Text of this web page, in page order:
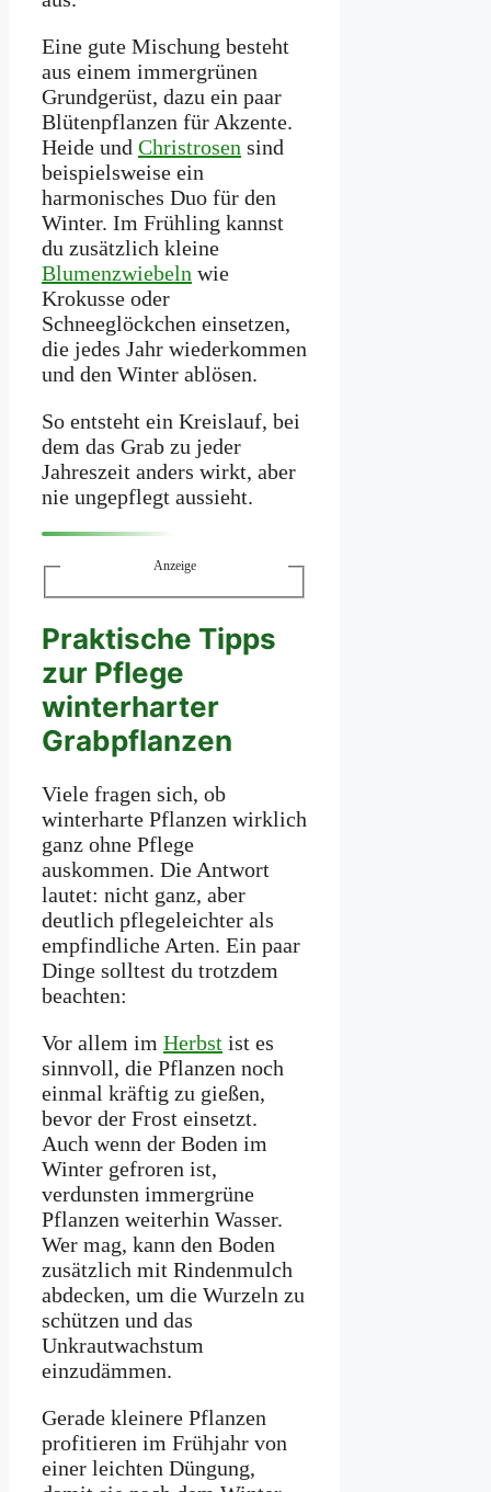
Eine gute Mischung besteht
aus einem immergrünen
Grundgerüst, dazu ein paar
Blütenpflanzen für Akzente.
Heide und Christrosen sind
beispielsweise ein
harmonisches Duo für den
Winter. Im Frühling kannst
du zusätzlich kleine
Blumenzwiebeln wie
Krokusse oder
Schneeglöckchen einsetzen,
die jedes Jahr wiederkommen
und den Winter ablösen.
So entsteht ein Kreislauf, bei
dem das Grab zu jeder
Jahreszeit anders wirkt, aber
nie ungepflegt aussieht.
Anzeige
Praktische Tipps
zur Pflege
winterharter
Grabpflanzen
Viele fragen sich, ob
winterharte Pflanzen wirklich
ganz ohne Pflege
auskommen. Die Antwort
lautet: nicht ganz, aber
deutlich pflegeleichter als
empfindliche Arten. Ein paar
Dinge solltest du trotzdem
beachten:
Vor allem im Herbst ist es
sinnvoll, die Pflanzen noch
einmal kräftig zu gießen,
bevor der Frost einsetzt.
Auch wenn der Boden im
Winter gefroren ist,
verdunsten immergrüne
Pflanzen weiterhin Wasser.
Wer mag, kann den Boden
zusätzlich mit Rindenmulch
abdecken, um die Wurzeln zu
schützen und das
Unkrautwachstum
einzudämmen.
Gerade kleinere Pflanzen
profitieren im Frühjahr von
einer leichten Düngung,